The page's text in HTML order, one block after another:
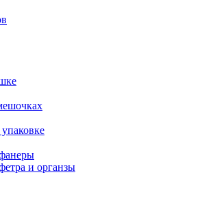
и органзы